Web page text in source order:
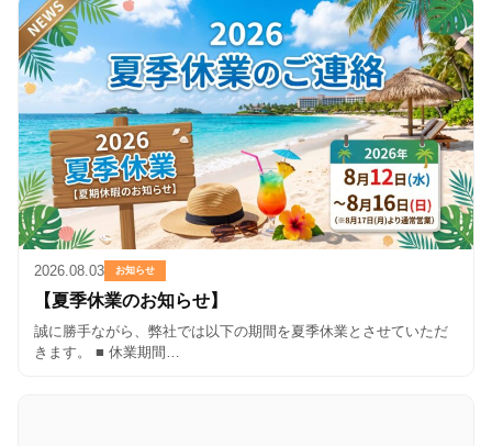
2026.08.03 お知らせ
【夏季休業のお知らせ】
誠に勝手ながら、弊社では以下の期間を夏季休業とさせていただ
きます。 ■ 休業期間…